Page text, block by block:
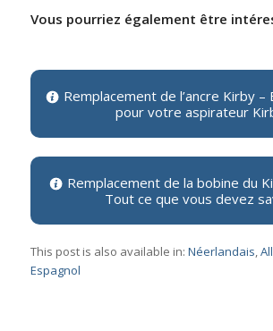
Vous pourriez également être
Remplacement de l’ancre Kirby
pour votre aspirateur
Remplacement de la bobine du
Tout ce que vous devez
This post is also available in: Néerlandais
Espagnol